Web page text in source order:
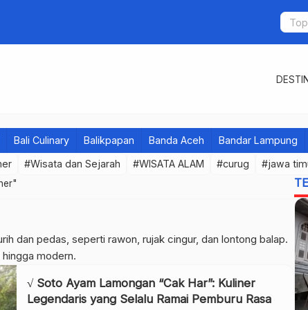
Bali Culinary Balikpapan Banda Aceh Bandar Lampung
#Wisata dan Sejarah #WISATA ALAM #curug #jawa
dan pedas, seperti rawon, rujak cingur, dan lontong balap.
hingga modern.
√ Soto Ayam Lamongan “Cak Har”: Kuliner
Legendaris yang Selalu Ramai Pemburu Rasa